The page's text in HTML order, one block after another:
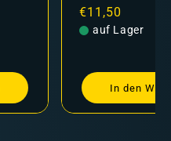
Normaler
Preis
€11,50
auf Lager
In den